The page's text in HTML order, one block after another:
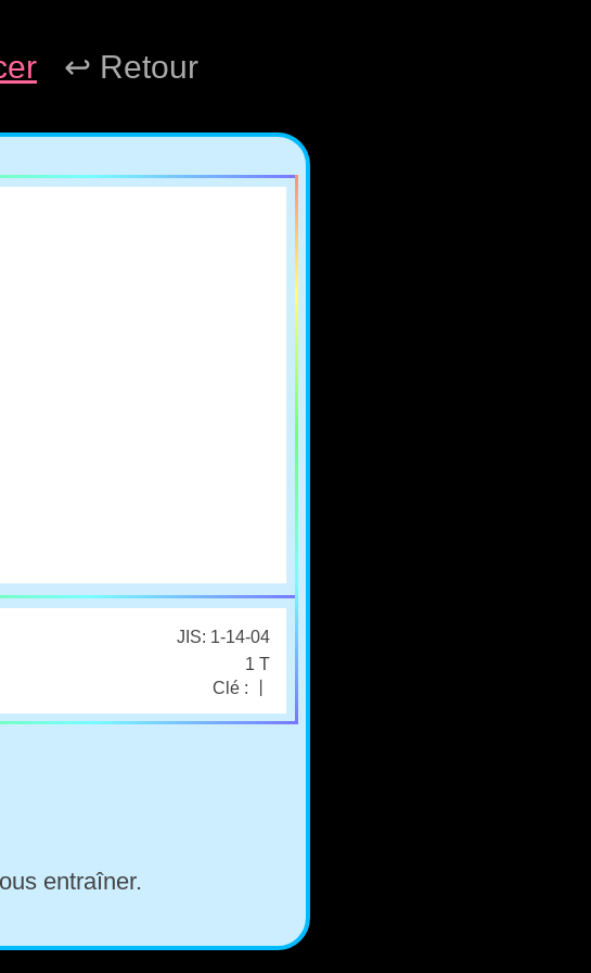
↩ Retour
JIS: 1-14-04
1 T
Clé : 丨
entraîner.